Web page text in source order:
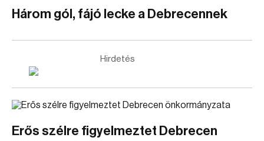
Három gól, fájó lecke a Debrecennek
Hirdetés
Erős szélre figyelmeztet Debrecen